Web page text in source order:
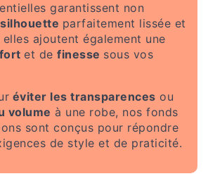
garantissent non
silhouette parfaitement lissée et
elles ajoutent également une
et de finesse sous vos
éviter les transparences ou
volume à une robe, nos fonds
sont conçus pour répondre
de style et de praticité.